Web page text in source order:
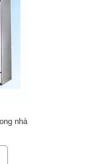
nhà